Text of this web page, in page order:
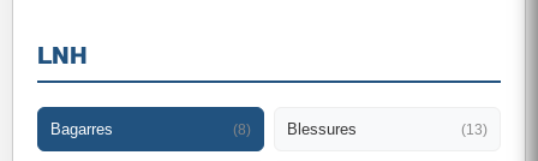
LNH
Bagarres (8) Blessures (13)